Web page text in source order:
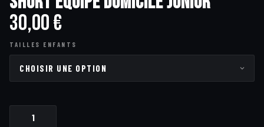
30,00€
TAILLES ENFANTS
QUANTITÉ